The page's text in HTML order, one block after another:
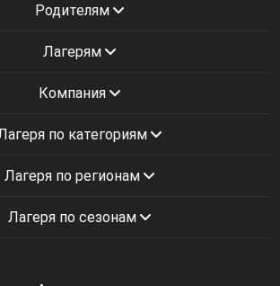
Родителям
Лагерям
Компания
по категориям
Лагеря по регионам
Лагеря по сезонам